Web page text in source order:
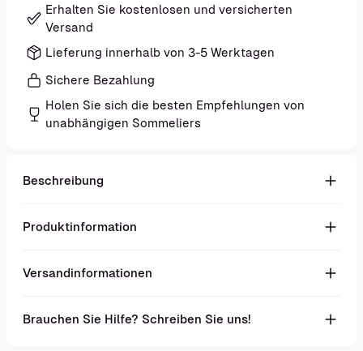
Erhalten Sie kostenlosen und versicherten
Versand
Lieferung innerhalb von 3-5 Werktagen
Sichere Bezahlung
Holen Sie sich die besten Empfehlungen von
unabhängigen Sommeliers
Beschreibung
Produktinformation
Versandinformationen
Brauchen Sie Hilfe? Schreiben Sie uns!